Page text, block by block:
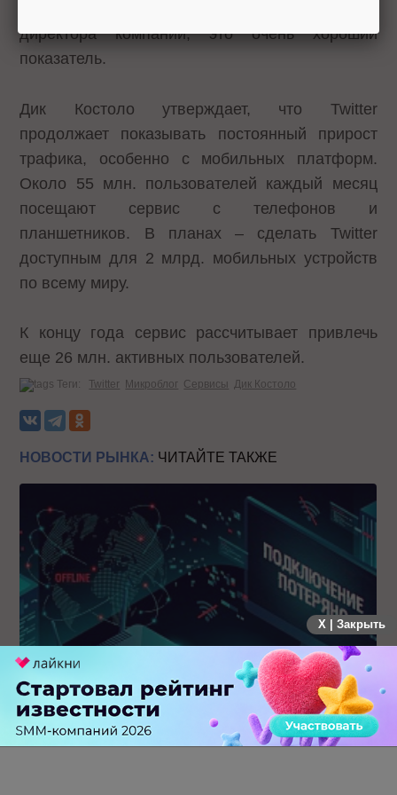
директора компании, это очень хороший
показатель.
Дик Костоло утверждает, что Twitter
продолжает показывать постоянный прирост
трафика, особенно с мобильных платформ.
Около 55 млн. пользователей каждый месяц
посещают сервис с телефонов и
планшетников. В планах – сделать Twitter
доступным для 2 млрд. мобильных устройств
по всему миру.
К концу года сервис рассчитывает привлечь
еще 26 млн. активных пользователей.
Теги: Twitter Микроблог Сервисы Дик Костоло
НОВОСТИ РЫНКА: ЧИТАЙТЕ ТАКЖЕ
Крупнейший сбой в рунете: пользователи не могут
попасть на популярные сайты
X | Закрыть